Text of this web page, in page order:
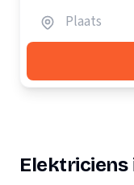
Elektriciens